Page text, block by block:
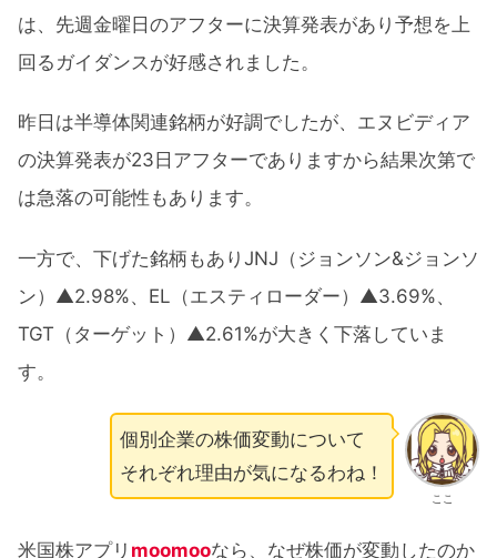
は、先週金曜日のアフターに決算発表があり予想を上
回るガイダンスが好感されました。
昨日は半導体関連銘柄が好調でしたが、エヌビディア
の決算発表が23日アフターでありますから結果次第で
は急落の可能性もあります。
一方で、下げた銘柄もありJNJ（ジョンソン&ジョンソ
ン）▲2.98%、EL（エスティローダー）▲3.69%、
TGT（ターゲット）▲2.61%が大きく下落していま
す。
ここ
個別企業の株価変動について
それぞれ理由が気になるわね！
米国株アプリ moomooなら、なぜ株価が変動したのか